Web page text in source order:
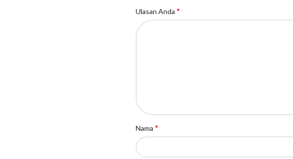
Ulasan Anda *
Nama *